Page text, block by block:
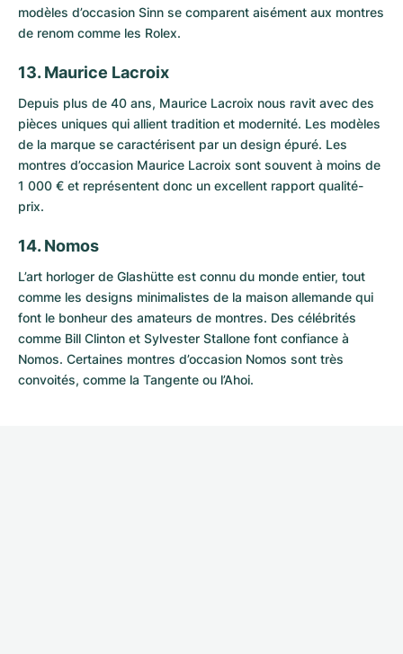
modèles d’occasion Sinn se comparent aisément aux montres
de renom comme les Rolex.
13. Maurice Lacroix
Depuis plus de 40 ans, Maurice Lacroix nous ravit avec des
pièces uniques qui allient tradition et modernité. Les modèles
de la marque se caractérisent par un design épuré. Les
montres d’occasion Maurice Lacroix sont souvent à moins de
1 000 € et représentent donc un excellent rapport qualité-
prix.
14. Nomos
L’art horloger de Glashütte est connu du monde entier, tout
comme les designs minimalistes de la maison allemande qui
font le bonheur des amateurs de montres. Des célébrités
comme Bill Clinton et Sylvester Stallone font confiance à
Nomos. Certaines montres d’occasion Nomos sont très
convoités, comme la Tangente ou l’Ahoi.